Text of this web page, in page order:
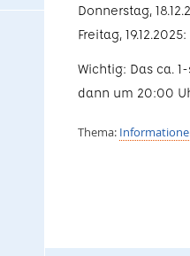
Donnerstag,
Freitag,
Wichtig: Das ca.
dann um 20:00
Thema: